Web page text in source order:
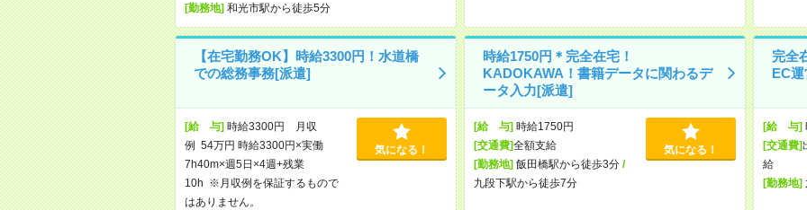
[勤務地]和光市駅から徒歩5分
【在宅勤務OK】時給3300円！水道橋
での総務事務[派遣]
[給 与]時給3300円 月収
例 54万円 時給3300円×実働
7h40m×週5日×4週+残業
10h ※月収例を保証するもので
はありません。
気になる！
時給1750円＊完全在宅！
KADOKAWA！書籍データに関わるデ
ータ入力[派遣]
[給 与]時給1750円
[交通費]全額支給
[勤務地]飯田橋駅から徒歩3分/
九段下駅から徒歩7分
気になる！
完全
EC
[給 与]
[交通費]
給
[勤務地]